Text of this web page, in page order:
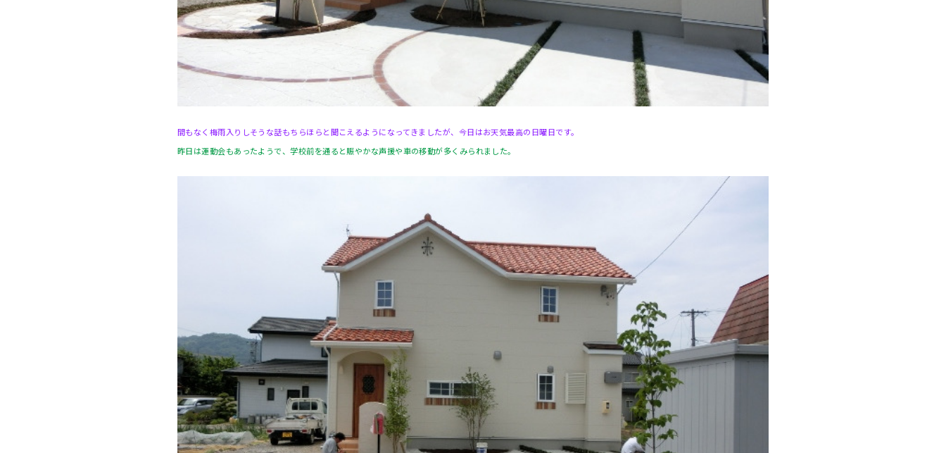
間もなく梅雨入りしそうな話もちらほらと聞こえるようになってきましたが、今日はお天気最高の日曜日です。
昨日は運動会もあったようで、学校前を通ると賑やかな声援や車の移動が多くみられました。